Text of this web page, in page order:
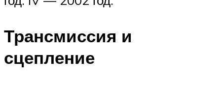
Трансмиссия и
сцепление